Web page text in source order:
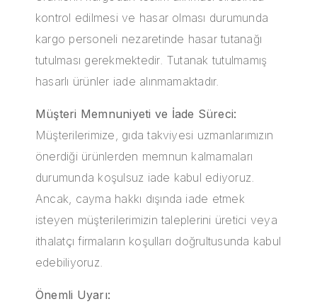
kontrol edilmesi ve hasar olması durumunda
kargo personeli nezaretinde hasar tutanağı
tutulması gerekmektedir. Tutanak tutulmamış
hasarlı ürünler iade alınmamaktadır.
Müşteri Memnuniyeti ve İade Süreci:
Müşterilerimize, gıda takviyesi uzmanlarımızın
önerdiği ürünlerden memnun kalmamaları
durumunda koşulsuz iade kabul ediyoruz.
Ancak, cayma hakkı dışında iade etmek
isteyen müşterilerimizin taleplerini üretici veya
ithalatçı firmaların koşulları doğrultusunda kabul
edebiliyoruz.
Önemli Uyarı: